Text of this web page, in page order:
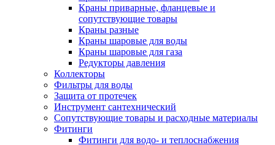
Краны приварные, фланцевые и
сопутствующие товары
Краны разные
Краны шаровые для воды
Краны шаровые для газа
Редукторы давления
Коллекторы
Фильтры для воды
Защита от протечек
Инструмент сантехнический
Сопутствующие товары и расходные материалы
Фитинги
Фитинги для водо- и теплоснабжения